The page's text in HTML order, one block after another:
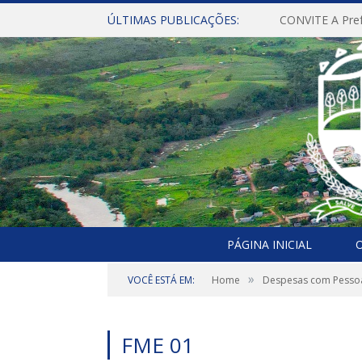
ÚLTIMAS PUBLICAÇÕES:
PÁGINA INICIAL
VOCÊ ESTÁ EM: Home » Despesas com
FME 01